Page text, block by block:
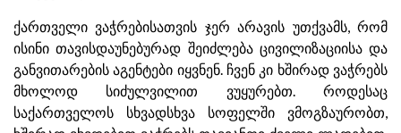
ქართველი ვაჭრებისათვის ჯერ არავის უთქვამს, რომ
ისინი თავისდაუნებურად შეიძლება ცივილიზაციისა და
განვითარების აგენტები იყვნენ. ჩვენ კი ხშირად ვაჭრებს
მხოლოდ სიძულვილით ვუყურებთ. როდესაც
საქართველოს სხვადსხვა სოფელში ვმოგზაურობთ,